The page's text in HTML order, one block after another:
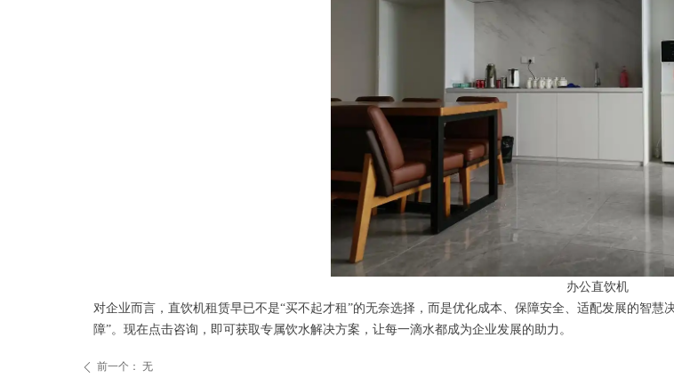
办公直饮机
对企业而言，直饮机租赁早已不是“买不起才租”的无奈选择，而是优化成本、保障安全、适配发展的智
障”。现在点击咨询，即可获取专属饮水解决方案，让每一滴水都成为企业发展的助力。
ꄴ 前一个： 无